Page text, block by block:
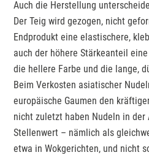
Auch die Herstellung
Der Teig wird gezogen, nicht
Endprodukt eine elastischere,
auch der höhere Stärkeanteil
die hellere Farbe und die lange,
Beim Verkosten asiatischer
europäische Gaumen den
nicht zuletzt haben Nudeln in der
Stellenwert – nämlich als
etwa in Wokgerichten, und nicht